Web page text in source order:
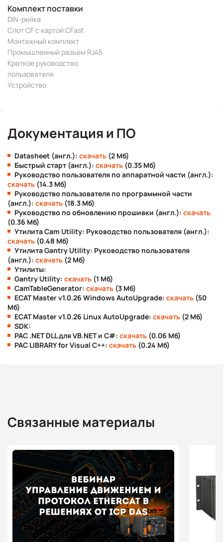
Комплект поставки
DIN-рейка
Слот CF с картой CFast
Монтажный комплект
Промышленный разъем RJ45
Краткое руководство
пользователя
Устройство
Документация и ПО
Datasheet (англ.): скачать (2 Мб)
Быстрый старт (англ.): скачать (0.35 Мб)
Руководство пользователя по аппаратной части (англ.):
скачать (14.3 Мб)
Руководство пользователя по программной части
(англ.): скачать (18.3 Мб)
Руководство по обновлению прошивки (англ.): скачать
(0.36 Мб)
Утилита Cam Utility: Руководство пользователя (англ.):
скачать (0.48 Мб)
Утилита Gantry Utility: Руководство пользователя
(англ.): скачать (2 Мб)
Утилиты:
Gantry Utility: скачать (1 Мб)
CamTableGenerator: скачать (3 Мб)
ECAT Master v1.0.26 Windows AutoUpgrade: скачать (50
Мб)
ECAT Master v1.0.26 Linux AutoUpgrade: скачать (2 Мб)
SDK:
PAC .NET DLL для VB.NET и C#: скачать (0.06 Мб)
PAC LIBRARY for Visual C++: скачать (0.24 Мб)
Связанные материалы